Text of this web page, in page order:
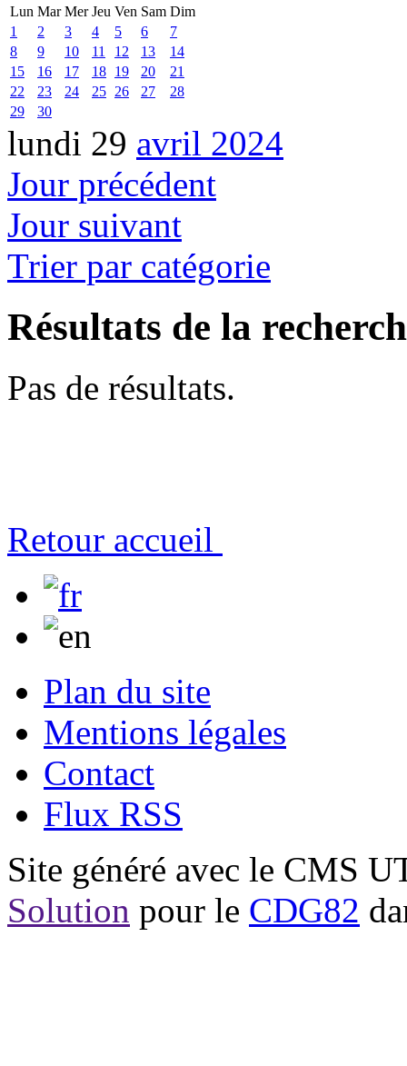
Lun Mar Mer Jeu Ven Sam Dim
1
2 3 4 5 6
7
8
9 10 11 12 13
14
15
16 17 18 19 20
21
22
23 24 25 26 27
28
29
30
lundi 29 avril 2024
Jour précédent
Jour suivant
Trier par catégorie
Résultats de la
Pas de résultats.
Retour accueil
Plan du site
Mentions légales
Contact
Flux RSS
Site généré avec le CMS
Solution pour le CDG82